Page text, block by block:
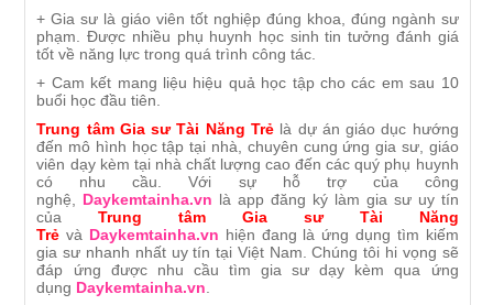
+ Gia sư là giáo viên tốt nghiệp đúng khoa, đúng ngành sư
phạm. Được nhiều phụ huynh học sinh tin tưởng đánh giá
tốt về năng lực trong quá trình công tác.
+ Cam kết mang liệu hiệu quả học tập cho các em sau 10
buổi học đầu tiên.
Trung tâm Gia sư Tài Năng Trẻ là dự án giáo dục hướng
đến mô hình học tập tại nhà, chuyên cung ứng gia sư, giáo
viên dạy kèm tại nhà chất lượng cao đến các quý phụ huynh
có nhu cầu. Với sự hỗ trợ của công
nghệ, Daykemtainha.vn là app đăng ký làm gia sư uy tín
củaTrung tâm Gia sư Tài Năng
Trẻ và Daykemtainha.vn hiện đang là ứng dụng tìm kiếm
gia sư nhanh nhất uy tín tại Việt Nam. Chúng tôi hi vọng sẽ
đáp ứng được nhu cầu tìm gia sư dạy kèm qua ứng
dụng Daykemtainha.vn